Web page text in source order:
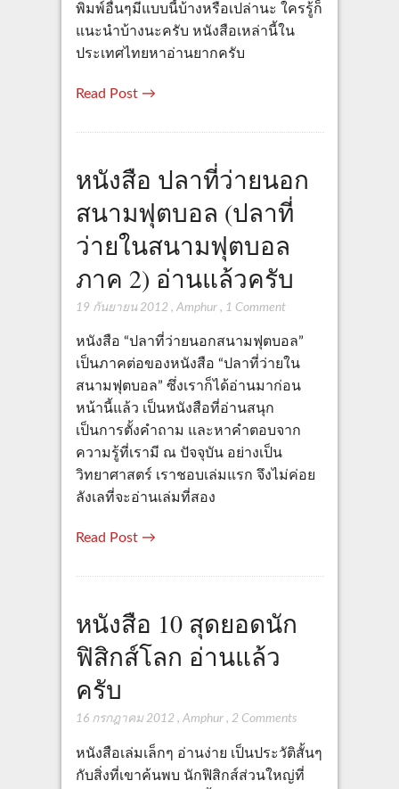
พิมพ์อื่นๆมีแบบนี้บ้างหรือเปล่านะ ใครรู้ก็
แนะนำบ้างนะครับ หนังสือเหล่านี้ใน
ประเทศไทยหาอ่านยากครับ
Read Post →
หนังสือ ปลาที่ว่ายนอก
สนามฟุตบอล (ปลาที่
ว่ายในสนามฟุตบอล
ภาค 2) อ่านแล้วครับ
19 กันยายน 2012 , Amphur, 1 Comment
หนังสือ “ปลาที่ว่ายนอกสนามฟุตบอล”
เป็นภาคต่อของหนังสือ “ปลาที่ว่ายใน
สนามฟุตบอล” ซึ่งเราก็ได้อ่านมาก่อน
หน้านี้แล้ว เป็นหนังสือที่อ่านสนุก
เป็นการตั้งคำถาม และหาคำตอบจาก
ความรู้ที่เรามี ณ ปัจจุบัน อย่างเป็น
วิทยาศาสตร์ เราชอบเล่มแรก จึงไม่ค่อย
ลังเลที่จะอ่านเล่มที่สอง
Read Post →
หนังสือ 10 สุดยอดนัก
ฟิสิกส์โลก อ่านแล้ว
ครับ
16 กรกฎาคม 2012 , Amphur, 2 Comments
หนังสือเล่มเล็กๆ อ่านง่าย เป็นประวัติสั้นๆ
กับสิ่งที่เขาค้นพบ นักฟิสิกส์ส่วนใหญ่ที่